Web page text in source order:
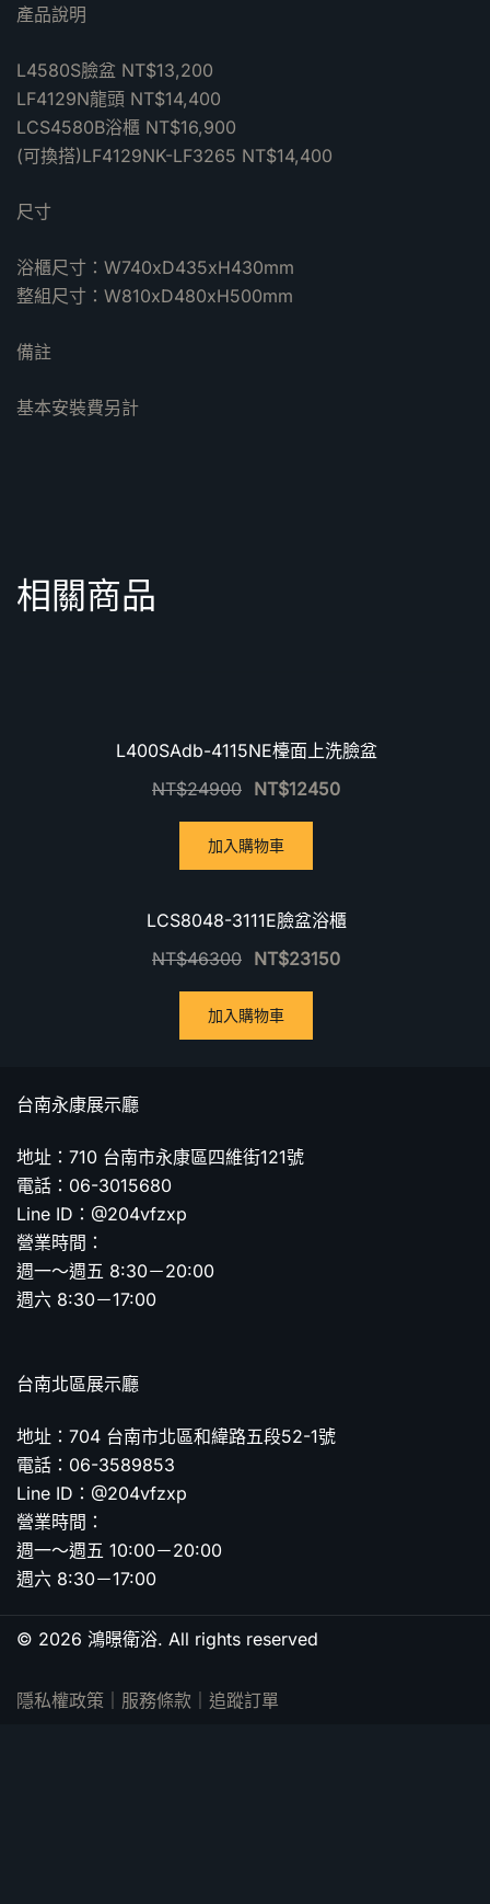
產品說明
L4580S臉盆 NT$13,200
LF4129N龍頭 NT$14,400
LCS4580B浴櫃 NT$16,900
(可換搭)LF4129NK-LF3265 NT$14,400
尺寸
浴櫃尺寸：W740xD435xH430mm
整組尺寸：W810xD480xH500mm
備註
基本安裝費另計
相關商品
L400SAdb-4115NE檯面上洗臉盆
NT$24900 NT$12450
加入購物車
LCS8048-3111E臉盆浴櫃
NT$46300 NT$23150
加入購物車
台南永康展示廳
地址：710 台南市永康區四維街121號
電話：06-3015680
Line ID：@204vfzxp
營業時間：
週一～週五 8:30－20:00
週六 8:30－17:00
台南北區展示廳
地址：704 台南市北區和緯路五段52-1號
電話：06-3589853
Line ID：@204vfzxp
營業時間：
週一～週五 10:00－20:00
週六 8:30－17:00
© 2026 鴻暻衛浴. All rights reserved
隱私權政策 服務條款 追蹤訂單